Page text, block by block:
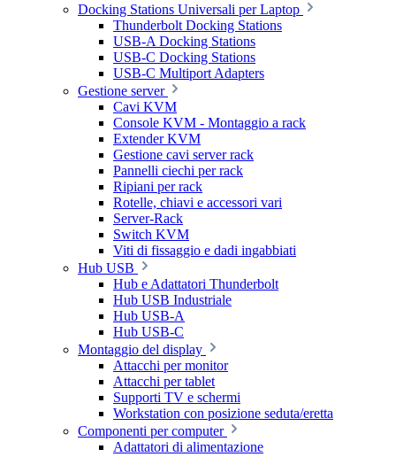
Docking Stations Universali per Laptop
Thunderbolt Docking Stations
USB-A Docking Stations
USB-C Docking Stations
USB-C Multiport Adapters
Gestione server
Cavi KVM
Console KVM - Montaggio a rack
Extender KVM
Gestione cavi server rack
Pannelli ciechi per rack
Ripiani per rack
Rotelle, chiavi e accessori vari
Server-Rack
Switch KVM
Viti di fissaggio e dadi ingabbiati
Hub USB
Hub e Adattatori Thunderbolt
Hub USB Industriale
Hub USB-A
Hub USB-C
Montaggio del display
Attacchi per monitor
Attacchi per tablet
Supporti TV e schermi
Workstation con posizione seduta/eretta
Componenti per computer
Adattatori di alimentazione